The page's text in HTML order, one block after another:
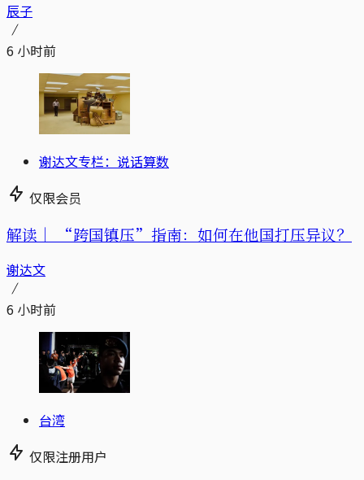
辰子
6 小时前
谢达文专栏：说话算数
仅限会员
解读｜ “跨国镇压”指南：如何在他国打压异议？
谢达文
6 小时前
台湾
仅限注册用户